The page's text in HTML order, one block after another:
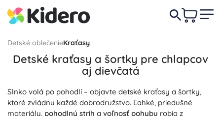
Detské oblečenieKraťasy
Detské kraťasy a šortky pre chlapcov
aj dievčatá
Slnko volá po pohodlí – objavte detské kraťasy a šortky,
ktoré zvládnu každé dobrodružstvo. Ľahké, priedušné
materiály, pohodlný strih a voľnosť pohybu robia z